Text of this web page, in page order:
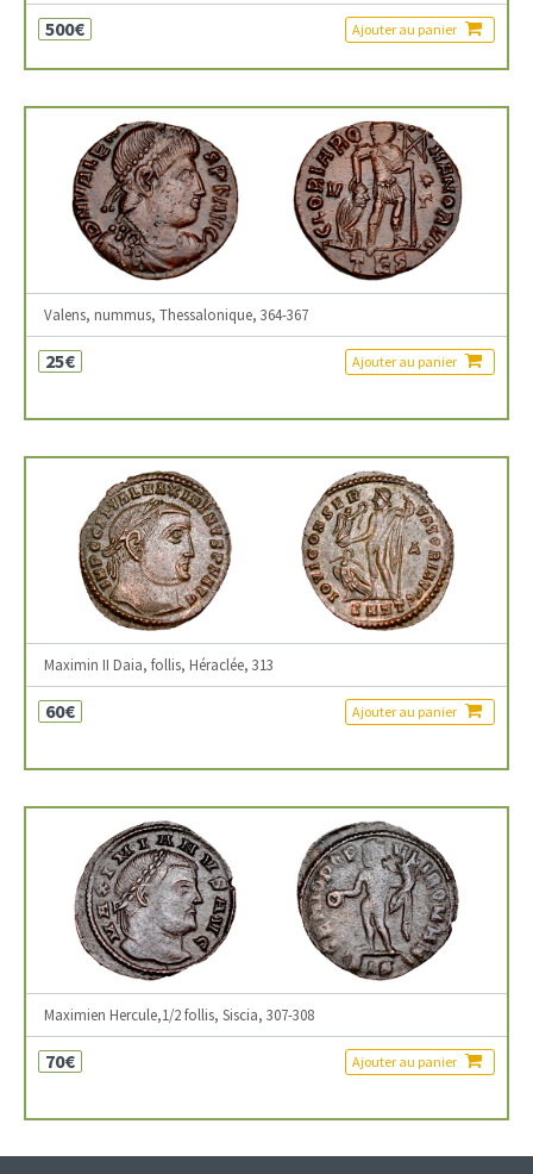
500€ Ajouter au panier
Valens, nummus, Thessalonique, 364-367
25€ Ajouter au panier
Maximin II Daia, follis, Héraclée, 313
60€ Ajouter au panier
Maximien Hercule,1/2 follis, Siscia, 307-308
70€ Ajouter au panier